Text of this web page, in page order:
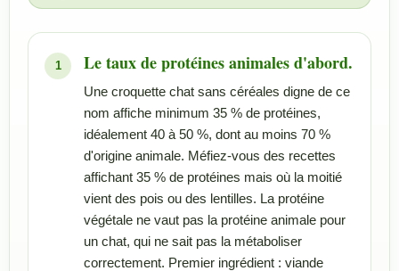
Le taux de protéines animales d'abord.
Une croquette chat sans céréales digne de ce
nom affiche minimum 35 % de protéines,
idéalement 40 à 50 %, dont au moins 70 %
d'origine animale. Méfiez-vous des recettes
affichant 35 % de protéines mais où la moitié
vient des pois ou des lentilles. La protéine
végétale ne vaut pas la protéine animale pour
un chat, qui ne sait pas la métaboliser
correctement. Premier ingrédient : viande